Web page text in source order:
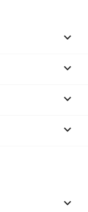



keyboard_arrow_down
